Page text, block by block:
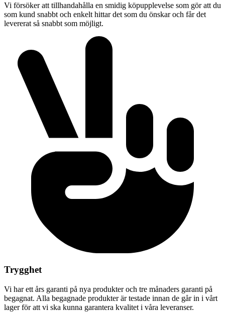
Vi försöker att tillhandahålla en smidig köpupplevelse som gör att du
som kund snabbt och enkelt hittar det som du önskar och får det
levererat så snabbt som möjligt.
Trygghet
Vi har ett års garanti på nya produkter och tre månaders garanti på
begagnat. Alla begagnade produkter är testade innan de går in i vårt
lager för att vi ska kunna garantera kvalitet i våra leveranser.